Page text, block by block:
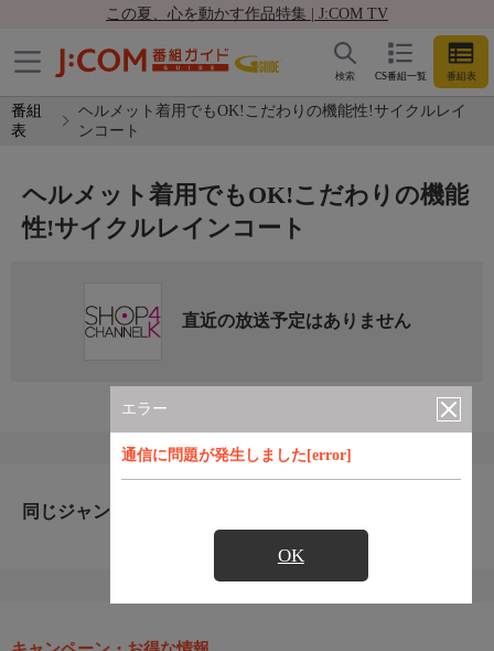
この夏、心を動かす作品特集 | J:COM TV
CS番組一覧 番組表
検索
番組
表
ヘルメット着用でもOK!こだわりの機能性!サイクルレイ
ンコート
エラー
通信に問題が発生しました[error]
OK
ヘルメット着用でもOK!こだわりの機能
性!サイクルレインコート
直近の放送予定はありません
同じジャンルのおすすめ番組